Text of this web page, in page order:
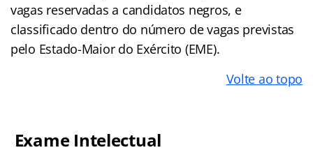
vagas reservadas a candidatos negros, e
classificado dentro do número de vagas previstas
pelo Estado-Maior do Exército (EME).
Volte ao topo
Exame Intelectual